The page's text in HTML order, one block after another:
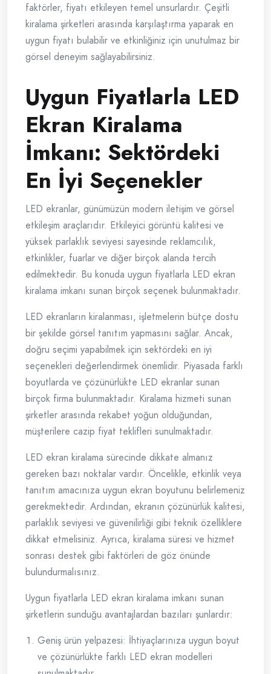
faktörler, fiyatı etkileyen temel unsurlardır. Çeşitli
kiralama şirketleri arasında karşılaştırma yaparak en
uygun fiyatı bulabilir ve etkinliğiniz için unutulmaz bir
görsel deneyim sağlayabilirsiniz.
Uygun Fiyatlarla LED
Ekran Kiralama
İmkanı: Sektördeki
En İyi Seçenekler
LED ekranlar, günümüzün modern iletişim ve görsel
etkileşim araçlarıdır. Etkileyici görüntü kalitesi ve
yüksek parlaklık seviyesi sayesinde reklamcılık,
etkinlikler, fuarlar ve diğer birçok alanda tercih
edilmektedir. Bu konuda uygun fiyatlarla LED ekran
kiralama imkanı sunan birçok seçenek bulunmaktadır.
LED ekranların kiralanması, işletmelerin bütçe dostu
bir şekilde görsel tanıtım yapmasını sağlar. Ancak,
doğru seçimi yapabilmek için sektördeki en iyi
seçenekleri değerlendirmek önemlidir. Piyasada farklı
boyutlarda ve çözünürlükte LED ekranlar sunan
birçok firma bulunmaktadır. Kiralama hizmeti sunan
şirketler arasında rekabet yoğun olduğundan,
müşterilere cazip fiyat teklifleri sunulmaktadır.
LED ekran kiralama sürecinde dikkate almanız
gereken bazı noktalar vardır. Öncelikle, etkinlik veya
tanıtım amacınıza uygun ekran boyutunu belirlemeniz
gerekmektedir. Ardından, ekranın çözünürlük kalitesi,
parlaklık seviyesi ve güvenilirliği gibi teknik özelliklere
dikkat etmelisiniz. Ayrıca, kiralama süresi ve hizmet
sonrası destek gibi faktörleri de göz önünde
bulundurmalısınız.
Uygun fiyatlarla LED ekran kiralama imkanı sunan
şirketlerin sunduğu avantajlardan bazıları şunlardır:
Geniş ürün yelpazesi: İhtiyaçlarınıza uygun boyut
ve çözünürlükte farklı LED ekran modelleri